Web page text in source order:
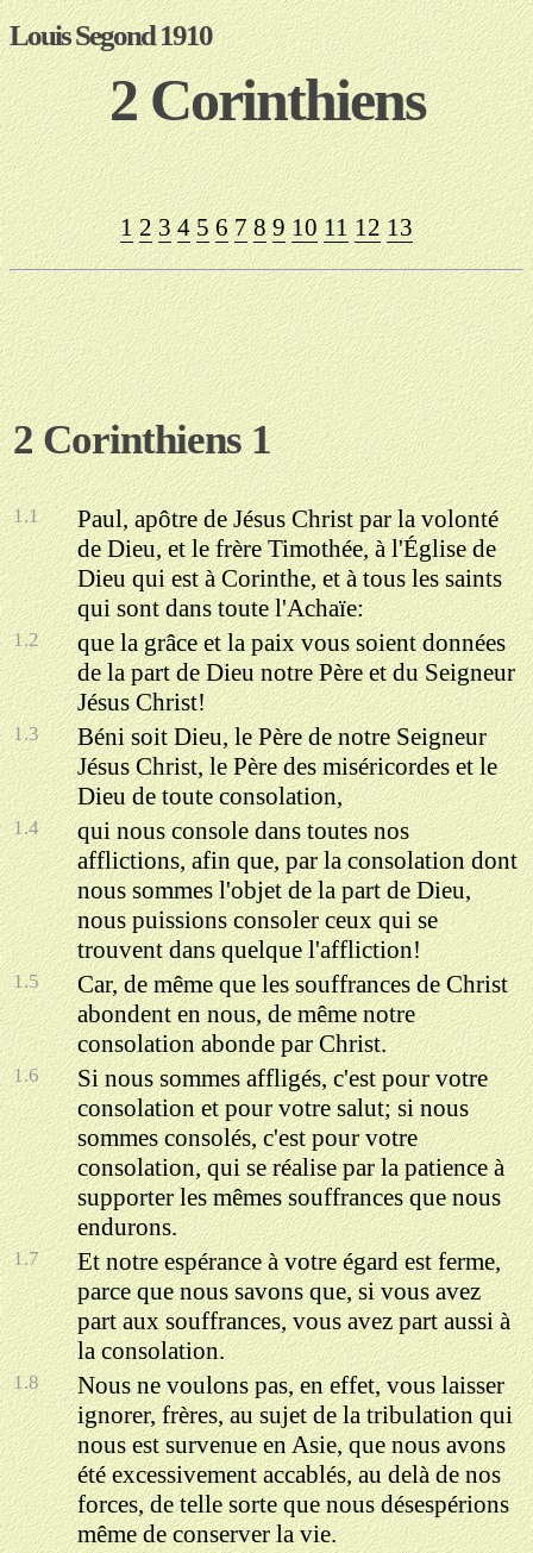
Louis Segond 1910
2 Corinthiens
1 2 3 4 5 6 7 8 9 10 11 12 13
2 Corinthiens 1
1.1
Paul, apôtre de Jésus Christ par la volonté
de Dieu, et le frère Timothée, à l'Église de
Dieu qui est à Corinthe, et à tous les saints
qui sont dans toute l'Achaïe:
1.2
que la grâce et la paix vous soient données
de la part de Dieu notre Père et du Seigneur
Jésus Christ!
1.3
Béni soit Dieu, le Père de notre Seigneur
Jésus Christ, le Père des miséricordes et le
Dieu de toute consolation,
1.4
qui nous console dans toutes nos
afflictions, afin que, par la consolation dont
nous sommes l'objet de la part de Dieu,
nous puissions consoler ceux qui se
trouvent dans quelque l'affliction!
1.5
Car, de même que les souffrances de Christ
abondent en nous, de même notre
consolation abonde par Christ.
1.6
Si nous sommes affligés, c'est pour votre
consolation et pour votre salut; si nous
sommes consolés, c'est pour votre
consolation, qui se réalise par la patience à
supporter les mêmes souffrances que nous
endurons.
1.7
Et notre espérance à votre égard est ferme,
parce que nous savons que, si vous avez
part aux souffrances, vous avez part aussi à
la consolation.
1.8
Nous ne voulons pas, en effet, vous laisser
ignorer, frères, au sujet de la tribulation qui
nous est survenue en Asie, que nous avons
été excessivement accablés, au delà de nos
forces, de telle sorte que nous désespérions
même de conserver la vie.